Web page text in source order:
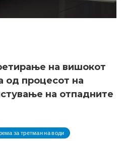
на вишокот
од процесот на
на отпадните
за третман на води